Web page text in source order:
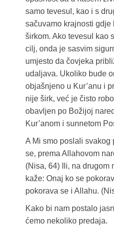
samo tevesul, kao i s
sačuvamo krajnosti gdje
širkom. Ako tevesul kao
cilj, onda je sasvim
umjesto da čovjeka
udaljava. Ukoliko bude
objašnjeno u Kur’anu i
nije širk, već je čisto
obavljen po Božijoj
Kur’anom i sunnetom
A Mi smo poslali svakog
se, prema Allahovom
(Nisa, 64) Ili, na drugom
kaže: Onaj ko se
pokorava se i Allahu.
Kako bi nam postalo
ćemo nekoliko predaja.